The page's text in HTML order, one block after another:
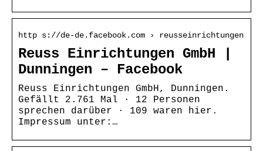
http s://de-de.facebook.com › reusseinrichtungen
Reuss Einrichtungen GmbH |
Dunningen – Facebook
Reuss Einrichtungen GmbH, Dunningen.
Gefällt 2.761 Mal · 12 Personen
sprechen darüber · 109 waren hier.
Impressum unter:…